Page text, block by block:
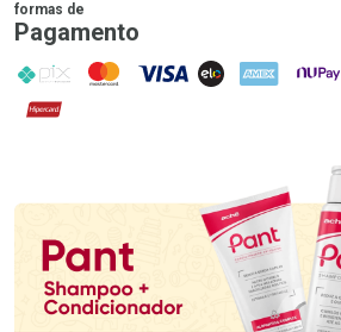
formas de
Pagamento
PIX MasterCard
VISA ELO AMEX NuPay
Hipercard
Promoção em Destaque